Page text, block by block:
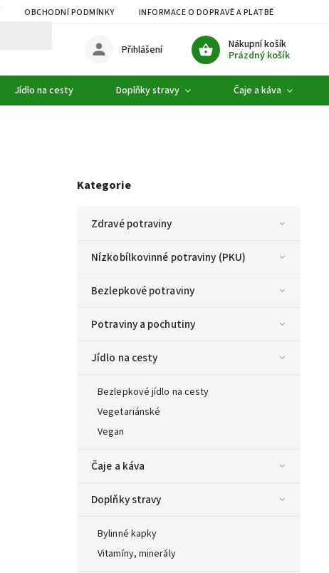
OBCHODNÍ PODMÍNKY INFORMACE O DOPRAVĚ A PLATBĚ
Nákupní košík
Prázdný košík
Přihlášení
Jídlo na cesty Doplňky stravy Čaje a káva
Kategorie
Zdravé potraviny
Nízkobílkovinné potraviny (PKU)
Bezlepkové potraviny
Potraviny a pochutiny
Jídlo na cesty
Bezlepkové jídlo na cesty
Vegetariánské
Vegan
Čaje a káva
Doplňky stravy
Bylinné kapky
Vitamíny, minerály